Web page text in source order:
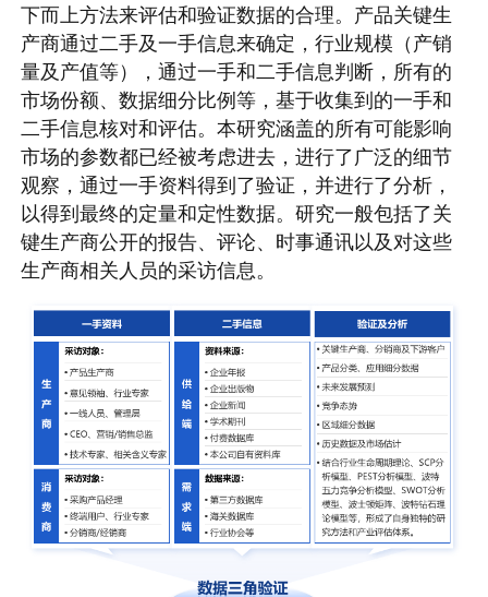
下而上方法来评估和验证数据的合理。产品关键生
产商通过二手及一手信息来确定，行业规模（产销
量及产值等），通过一手和二手信息判断，所有的
市场份额、数据细分比例等，基于收集到的一手和
二手信息核对和评估。本研究涵盖的所有可能影响
市场的参数都已经被考虑进去，进行了广泛的细节
观察，通过一手资料得到了验证，并进行了分析，
以得到最终的定量和定性数据。研究一般包括了关
键生产商公开的报告、评论、时事通讯以及对这些
生产商相关人员的采访信息。